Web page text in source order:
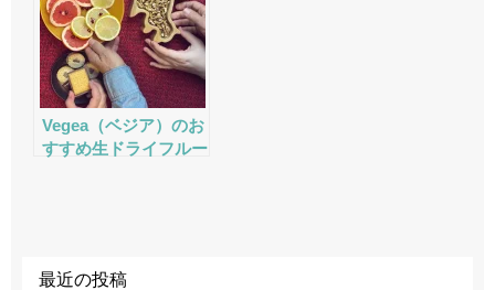
Vegea（ベジア）のお
すすめ生ドライフルー
最近の投稿